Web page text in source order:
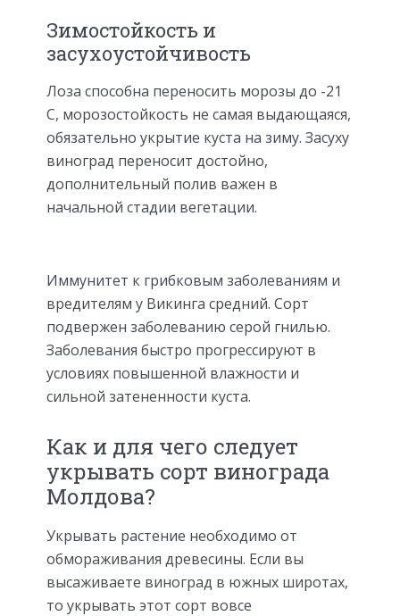
Зимостойкость и
засухоустойчивость
Лоза способна переносить морозы до -21
С, морозостойкость не самая выдающаяся,
обязательно укрытие куста на зиму. Засуху
виноград переносит достойно,
дополнительный полив важен в
начальной стадии вегетации.
Иммунитет к грибковым заболеваниям и
вредителям у Викинга средний. Сорт
подвержен заболеванию серой гнилью.
Заболевания быстро прогрессируют в
условиях повышенной влажности и
сильной затененности куста.
Как и для чего следует
укрывать сорт винограда
Молдова?
Укрывать растение необходимо от
обмораживания древесины. Если вы
высаживаете виноград в южных широтах,
то укрывать этот сорт вовсе